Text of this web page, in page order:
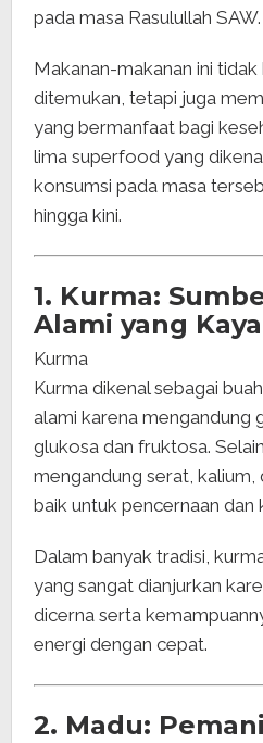
pada masa Rasulullah SAW.
Makanan-makanan ini tidak
ditemukan, tetapi juga
yang bermanfaat bagi
lima superfood yang
konsumsi pada masa
hingga kini.
1. Kurma:
Alami yang
Kurma
Kurma dikenal sebagai
alami karena mengandung
glukosa dan fruktosa.
mengandung serat, kalium,
baik untuk pencernaan dan
Dalam banyak tradisi,
yang sangat dianjurkan
dicerna serta
energi dengan cepat.
2. Madu: